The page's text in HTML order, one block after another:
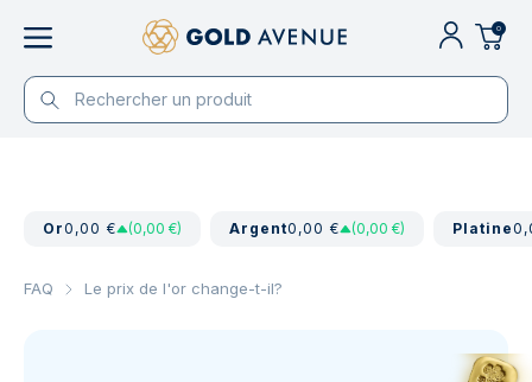
0
Or0,00 € (0,00 €) Argent0,00 € (0,00 €) Platine
FAQ Le prix de l'or change-t-il?